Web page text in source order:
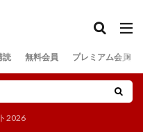
読 無料会員 プレミアム会員
2026